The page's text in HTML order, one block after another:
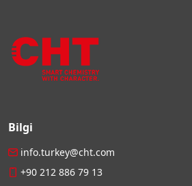
Bilgi
info.turkey@cht.com
+90 212 886 79 13